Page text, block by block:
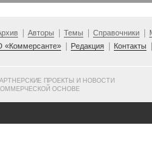
Авторы Темы Справочники
«Коммерсанте»
Редакция Контакты
ПРОЕКТЫ И НОВОСТИ
ОСНОВЕ